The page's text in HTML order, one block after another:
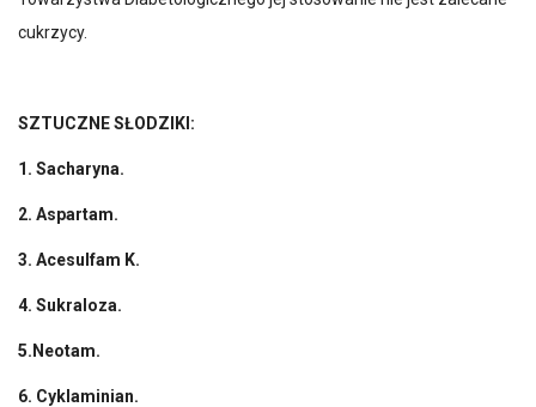
cukrzycy.
SZTUCZNE SŁODZIKI:
1. Sacharyna.
2. Aspartam.
3. Acesulfam K.
4. Sukraloza.
5.Neotam.
6. Cyklaminian.